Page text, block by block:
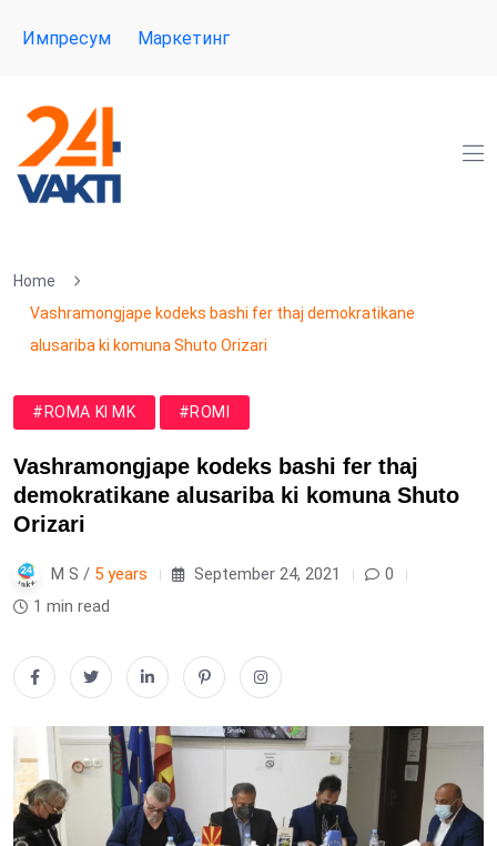
Импресум Маркетинг
Home
Vashramongjape kodeks bashi fer thaj demokratikane
alusariba ki komuna Shuto Orizari
#ROMA KI MK #ROMI
Vashramongjape kodeks bashi fer thaj
demokratikane alusariba ki komuna Shuto
Orizari
M S / 5 years September 24, 2021
0
1 min read